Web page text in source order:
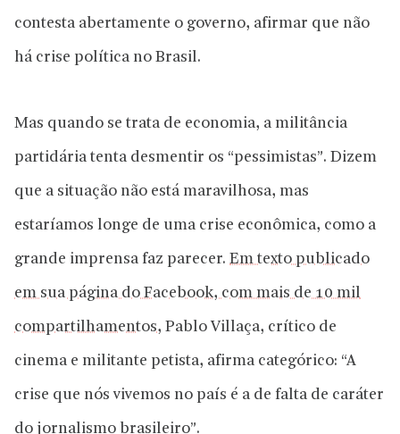
contesta abertamente o governo, afirmar que não
há crise política no Brasil.
Mas quando se trata de economia, a militância
partidária tenta desmentir os “pessimistas”. Dizem
que a situação não está maravilhosa, mas
estaríamos longe de uma crise econômica, como a
grande imprensa faz parecer. Em texto publicado
em sua página do Facebook, com mais de 10 mil
compartilhamentos, Pablo Villaça, crítico de
cinema e militante petista, afirma categórico: “A
crise que nós vivemos no país é a de falta de caráter
do jornalismo brasileiro”.